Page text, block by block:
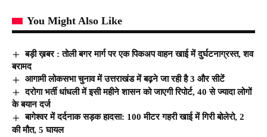
You Might Also Like
बड़ी ख़बर : तोली बगर मार्ग पर एक पिकअप वाहन खाई में दुर्घटनाग्रस्त, शव
बरामद
आगामी लोकसभा चुनाव में उत्तराखंड में बढ़ने जा रही है 3 और सीटें
दरोगा भर्ती धांधली में इसी महीने शासन को जाएगी रिपोर्ट, 40 से ज्यादा लोगों
के बयान दर्ज
बागेश्वर में दर्दनाक सड़क हादसा: 100 मीटर गहरी खाई में गिरी बोलेरो, 2
की मौत, 5 घायल